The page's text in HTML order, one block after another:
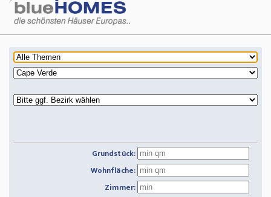
Grundstück:
Wohnfläche:
Zimmer: